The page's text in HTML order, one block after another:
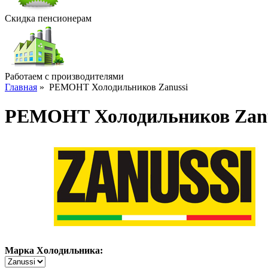
Скидка пенсионерам
Работаем с производителями
Главная » РЕМОНТ Холодильников Zanussi
РЕМОНТ Холодильников
Марка Холодильника: